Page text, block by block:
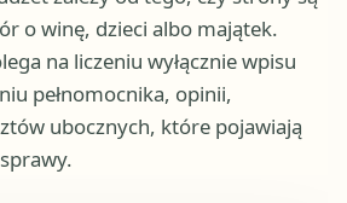
o winę, dzieci albo majątek.
na liczeniu wyłącznie wpisu
pełnomocnika, opinii,
ubocznych, które pojawiają